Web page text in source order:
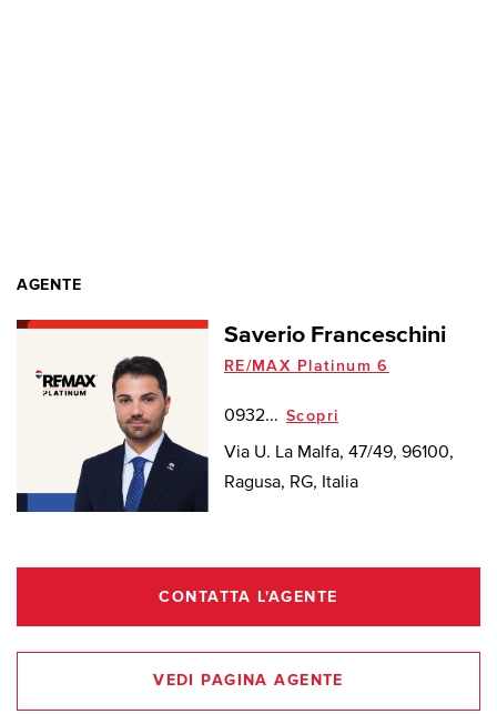
AGENTE
Saverio Franceschini
RE/MAX Platinum 6
0932... Scopri
Via U. La Malfa, 47/49, 96100,
Ragusa, RG, Italia
CONTATTA L'AGENTE
VEDI PAGINA AGENTE